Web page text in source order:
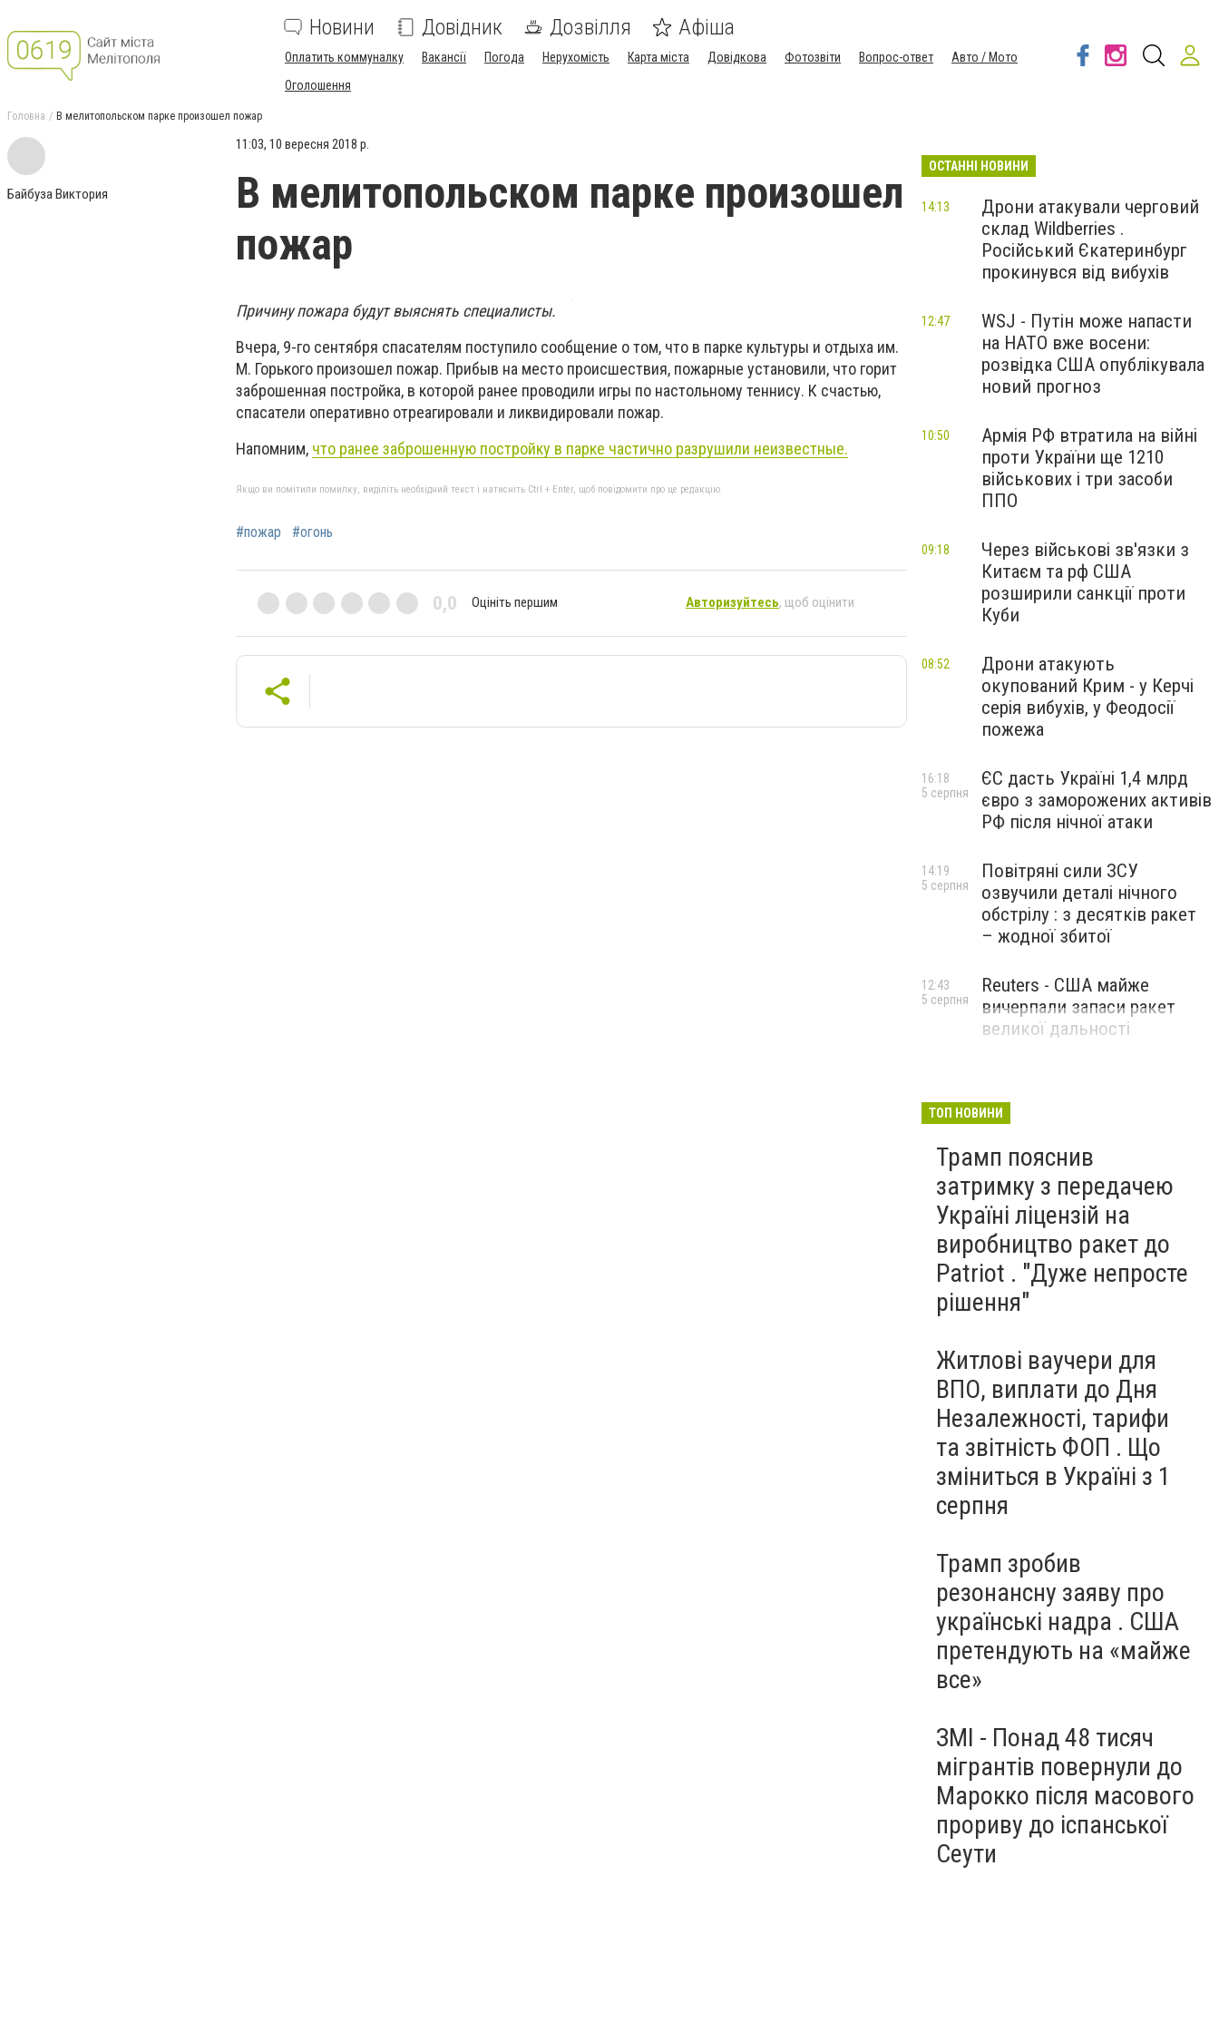
Новини Довідник Дозвілля Афіша
Оплатить коммуналку Вакансії Погода Нерухомість Карта міста Довідкова Фотозвіти Вопрос-ответ
Авто / Мото
Оголошення
Головна В мелитопольском парке произошел пожар
Байбуза Виктория
11:03, 10 вересня 2018 р.
В мелитопольском парке произошел
пожар
Причину пожара будут выяснять специалисты.
Вчера, 9-го сентября спасателям поступило сообщение о том, что в парке культуры и отдыха им.
М. Горького произошел пожар. Прибыв на место происшествия, пожарные установили, что горит
заброшенная постройка, в которой ранее проводили игры по настольному теннису. К счастью,
спасатели оперативно отреагировали и ликвидировали пожар.
Напомним, что ранее заброшенную постройку в парке частично разрушили неизвестные.
Якщо ви помітили помилку, виділіть необхідний текст і натисніть Ctrl + Enter, щоб повідомити про це редакцію
#пожар #огонь
0,0 Оцініть першим Авторизуйтесь, щоб оцінити
ОСТАННІ НОВИНИ
Дрони атакували черговий
склад Wildberries .
Російський Єкатеринбург
прокинувся від вибухів
14:13
WSJ - Путін може напасти
на НАТО вже восени:
розвідка США опублікувала
новий прогноз
12:47
Армія РФ втратила на війні
проти України ще 1210
військових і три засоби
ППО
10:50
Через військові зв'язки з
Китаєм та рф США
розширили санкції проти
Куби
09:18
Дрони атакують
окупований Крим - у Керчі
серія вибухів, у Феодосії
пожежа
08:52
ЄС дасть Україні 1,4 млрд
євро з заморожених активів
РФ після нічної атаки
16:18
5 серпня
Повітряні сили ЗСУ
озвучили деталі нічного
обстрілу : з десятків ракет
– жодної збитої
14:19
5 серпня
Reuters - США майже
вичерпали запаси ракет
великої дальності
12:43
5 серпня
ТОП НОВИНИ
Трамп пояснив
затримку з передачею
Україні ліцензій на
виробництво ракет до
Patriot . "Дуже непросте
рішення"
Житлові ваучери для
ВПО, виплати до Дня
Незалежності, тарифи
та звітність ФОП . Що
зміниться в Україні з 1
серпня
Трамп зробив
резонансну заяву про
українські надра . США
претендують на «майже
все»
ЗМІ - Понад 48 тисяч
мігрантів повернули до
Марокко після масового
прориву до іспанської
Сеути